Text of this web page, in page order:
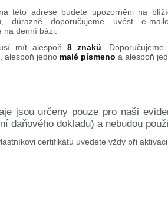
této adrese budete upozorněni na
důrazně doporučujeme uvést e-
na denní bázi.
mít alespoň 8 znaků .
, alespoň jedno malé písmeno a alespoň
jsou určeny pouze pro naši
daňového dokladu) a nebudou
certifikátu uvedete vždy při